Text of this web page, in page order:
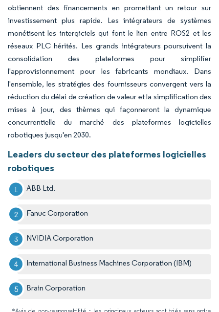
obtiennent des financements en promettant un retour sur
investissement plus rapide. Les intégrateurs de systèmes
monétisent les intergiciels qui font le lien entre ROS2 et les
réseaux PLC hérités. Les grands intégrateurs poursuivent la
consolidation des plateformes pour simplifier
l'approvisionnement pour les fabricants mondiaux. Dans
l'ensemble, les stratégies des fournisseurs convergent vers la
réduction du délai de création de valeur et la simplification des
mises à jour, des thèmes qui façonneront la dynamique
concurrentielle du marché des plateformes logicielles
robotiques jusqu'en 2030.
Leaders du secteur des plateformes logicielles
robotiques
ABB Ltd.
Fanuc Corporation
NVIDIA Corporation
International Business Machines Corporation (IBM)
Brain Corporation